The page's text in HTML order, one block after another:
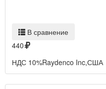
В сравнение
440
НДС 10%Raydenco Inc,США